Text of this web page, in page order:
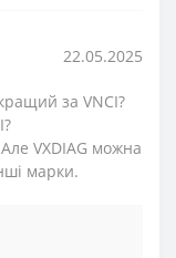
22.05.2025
за VNCI?
VXDIAG можна
марки.